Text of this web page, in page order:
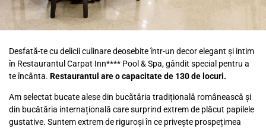
Desfată-te cu delicii culinare deosebite într-un decor elegant și intim
în Restaurantul Carpat Inn**** Pool & Spa, gândit special pentru a
te încânta. Restaurantul are o capacitate de 130 de locuri.
Am selectat bucate alese din bucătăria tradițională românească și
din bucătăria internațională care surprind extrem de plăcut papilele
gustative. Suntem extrem de riguroși în ce privește prospețimea